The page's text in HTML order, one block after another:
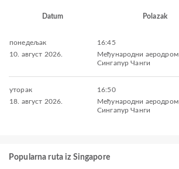
Datum Polazak
понедељак
10. август 2026.
16:45
Међународни аеродром
Сингапур Чанги
уторак
18. август 2026.
16:50
Међународни аеродром
Сингапур Чанги
Popularna ruta iz Singapore